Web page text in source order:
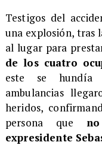
​Testigos del
una explosión, tras
al lugar para
de los cuatro
este se hundía
ambulancias
heridos,
persona que
expresidente